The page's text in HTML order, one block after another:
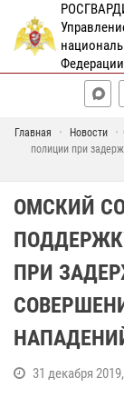
Главная Новости
полиции при
ОМСКИЙ
ПРИ
31 декабря